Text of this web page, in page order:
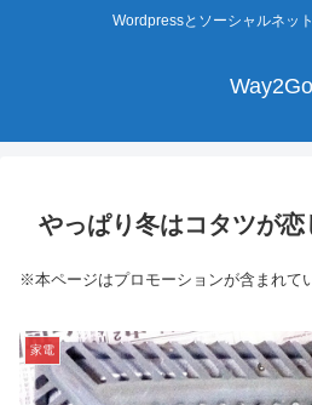
Wordpressとソーシャルネッ
Way2Go
やっぱり冬はコタツが恋
※本ページはプロモーションが含まれて
家電